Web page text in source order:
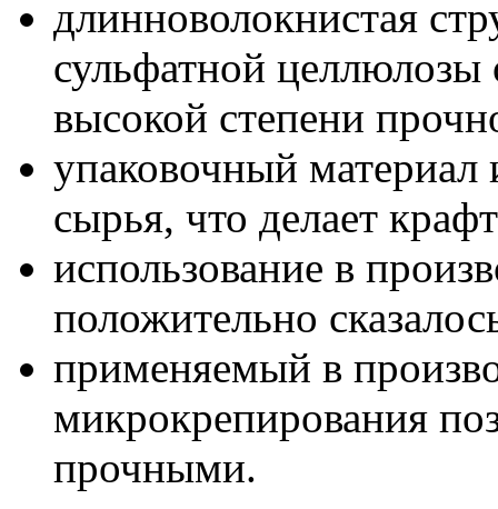
длинноволокнистая
сульфатной целлюлозы
высокой степени
упаковочный материал
сырья, что делает
использование в
положительно
применяемый в
микрокрепирования
прочными.